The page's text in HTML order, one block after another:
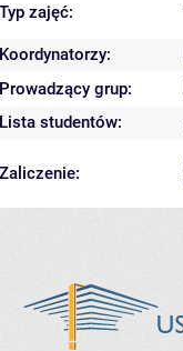
Typ zajęć:
Koordynatorzy:
Prowadzący grup:
Lista studentów:
Zaliczenie: